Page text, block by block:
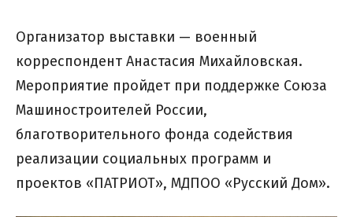
Организатор выставки — военный
корреспондент Анастасия Михайловская.
Мероприятие пройдет при поддержке Союза
Машиностроителей России,
благотворительного фонда содействия
реализации социальных программ и
проектов «ПАТРИОТ», МДПОО «Русский Дом».